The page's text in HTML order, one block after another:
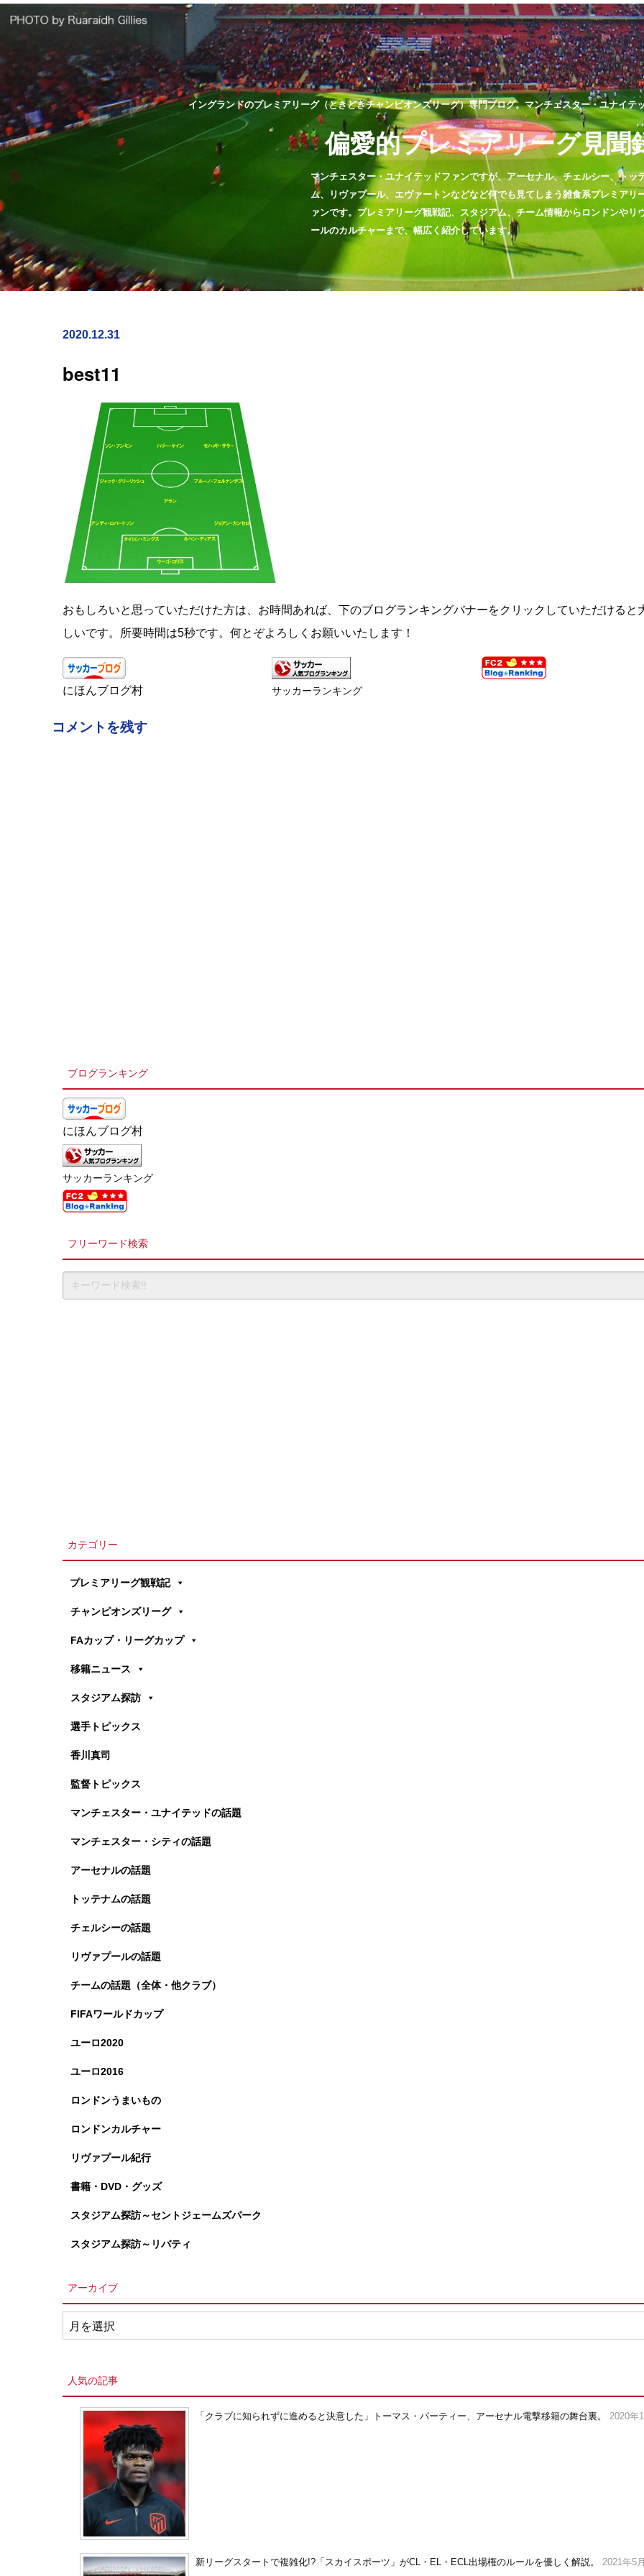
イングランドのプレミアリーグ（ときどきチャンピオンズリーグ）専門ブログ。マンチェスター・ユナイテ
偏愛的プレミアリーグ見聞
マンチェスター・ユナイテッドファンですが、アーセナル、チェルシー、トッ
ム、リヴァプール、エヴァートンなどなど何でも見てしまう雑食系プレミアリ
ァンです。プレミアリーグ観戦記、スタジアム、チーム情報からロンドンやリ
ールのカルチャーまで、幅広く紹介しています。
2020.12.31
best11
おもしろいと思っていただけた方は、お時間あれば、下のブログランキングバナーをクリックしていただけると
しいです。所要時間は5秒です。何とぞよろしくお願いいたします！
にほんブログ村 サッカーランキング
コメントを残す
ブログランキング
にほんブログ村
サッカーランキング
フリーワード検索
カテゴリー
プレミアリーグ観戦記
チャンピオンズリーグ
FAカップ・リーグカップ
移籍ニュース
スタジアム探訪
選手トピックス
香川真司
監督トピックス
マンチェスター・ユナイテッドの話題
マンチェスター・シティの話題
アーセナルの話題
トッテナムの話題
チェルシーの話題
リヴァプールの話題
チームの話題（全体・他クラブ）
FIFAワールドカップ
ユーロ2020
ユーロ2016
ロンドンうまいもの
ロンドンカルチャー
リヴァプール紀行
書籍・DVD・グッズ
スタジアム探訪～セントジェームズパーク
スタジアム探訪～リバティ
アーカイブ
ー
人気の記事
「クラブに知られずに進めると決意した」トーマス・パーティー、アーセナル電撃移籍の舞台裏。 2020年
新リーグスタートで複雑化!?「スカイスポーツ」がCL・EL・ECL出場権のルールを優しく解説。 2021年5